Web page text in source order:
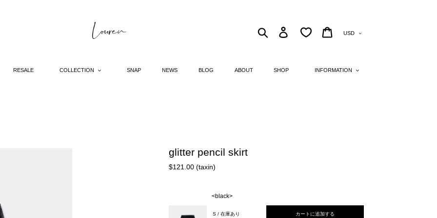
RESALE COLLECTION SNAP NEWS BLOG ABOUT SHOP INFORMATION
Search Log in Cart
glitter pencil skirt
Regular
$121.00 (taxin)
<black>
S / 在庫あり カートに追加する